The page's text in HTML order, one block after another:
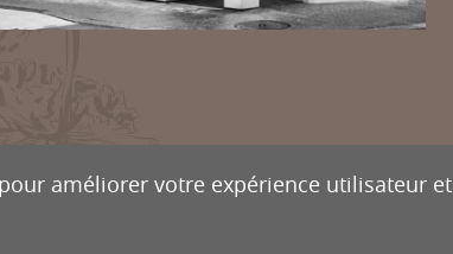
améliorer votre expérience utilisateur et